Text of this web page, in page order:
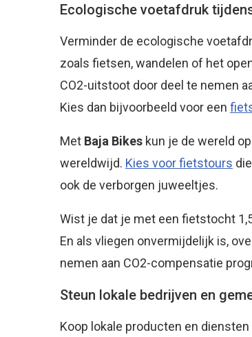
Ecologische voetafdruk
Verminder de ecologische
zoals fietsen, wandelen of het
CO2-uitstoot door deel te nemen
Kies dan bijvoorbeeld voor een
Met Baja Bikes kun je de wereld
wereldwijd. Kies voor fietstours
ook de verborgen juweeltjes.
Wist je dat je met een fietstocht
En als vliegen onvermijdelijk is,
nemen aan CO2-compensatie
Steun lokale bedrijven en
Koop lokale producten en